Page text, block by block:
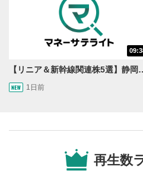
操作メニュー
動画再生エリアにマウスを
再生/一時停止
動画を再生または一時停止し
4
するとその位置から動画が再
【リニア＆新幹線関連株5選】静岡県知事の承認でリニア路線
1日前
再生数